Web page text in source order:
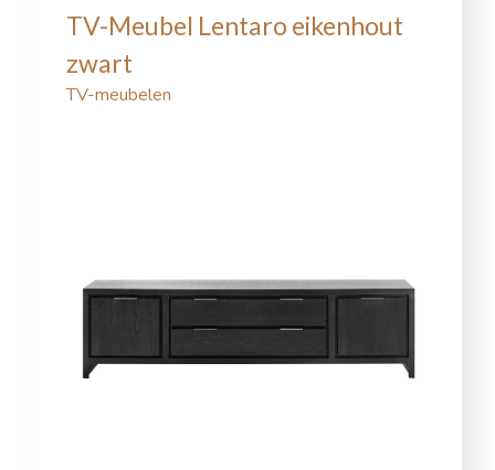
TV-Meubel Lentaro eikenhout
zwart
TV-meubelen